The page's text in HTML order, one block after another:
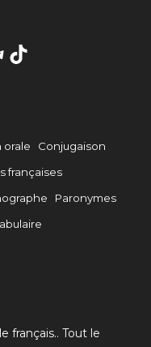
TikTok
orale
Conjugaison
françaises
Paronymes
français.. Tout le